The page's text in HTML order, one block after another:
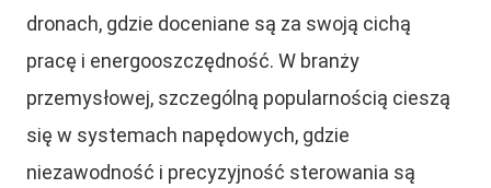
dronach, gdzie doceniane są za swoją cichą
pracę i energooszczędność. W branży
przemysłowej, szczególną popularnością cieszą
się w systemach napędowych, gdzie
niezawodność i precyzyjność sterowania są